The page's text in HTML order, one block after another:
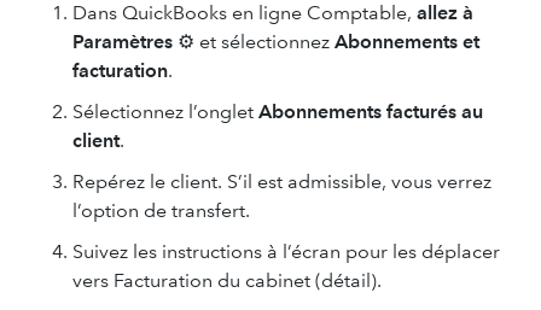
Dans QuickBooks en ligne Comptable, allez à
Paramètres ⚙ et sélectionnez Abonnements et
facturation.
Sélectionnez l’onglet Abonnements facturés au
client.
Repérez le client. S’il est admissible, vous verrez
l’option de transfert.
Suivez les instructions à l’écran pour les déplacer
vers Facturation du cabinet (détail).